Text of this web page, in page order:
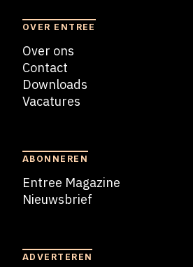
OVER ENTREE
Over ons
Contact
Downloads
Vacatures
ABONNEREN
Entree Magazine
Nieuwsbrief
ADVERTEREN